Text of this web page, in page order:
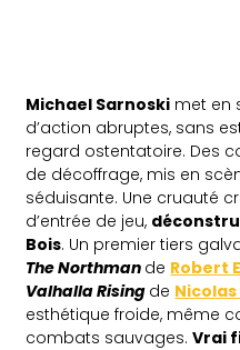
Michael Sarnoski met en
d’action abruptes, sans
regard ostentatoire. Des
de décoffrage, mis en
séduisante. Une cruauté
d’entrée de jeu,
Bois. Un premier tiers
The Northman de Robert
Valhalla Rising de
esthétique froide, même
combats sauvages.Vrai